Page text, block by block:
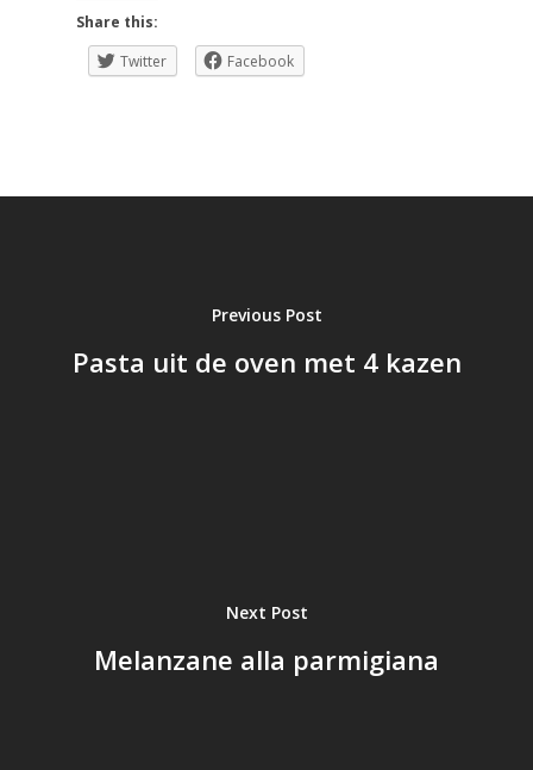
Share this:
Twitter
Facebook
Previous Post
Pasta uit de oven met 4 kazen
Next Post
Melanzane alla parmigiana